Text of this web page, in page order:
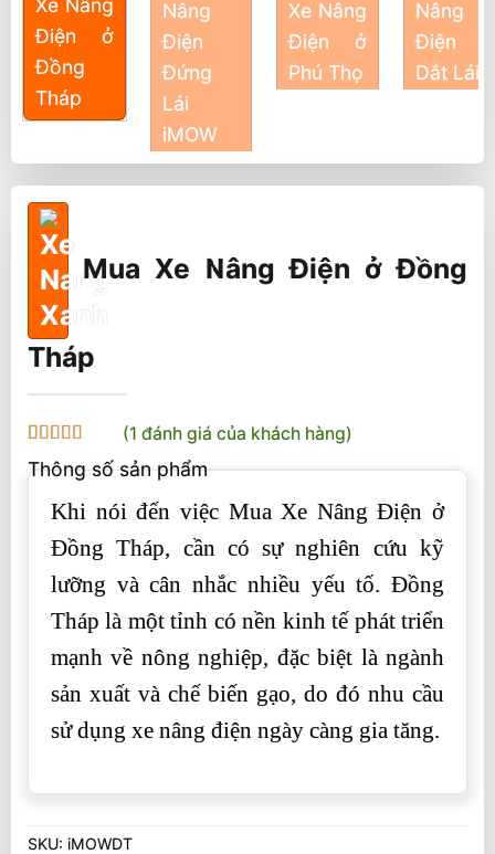
Mua Xe Nâng Điện ở Đồng
Tháp
5trên 5 dựa
trên
1
đánh
(1 đánh giá của khách hàng)
Thông số sản phẩm
Khi nói đến việc Mua Xe Nâng Điện ở
Đồng Tháp, cần có sự nghiên cứu kỹ
lưỡng và cân nhắc nhiều yếu tố. Đồng
Tháp là một tỉnh có nền kinh tế phát triển
mạnh về nông nghiệp, đặc biệt là ngành
sản xuất và chế biến gạo, do đó nhu cầu
sử dụng xe nâng điện ngày càng gia tăng.
SKU: iMOWDT